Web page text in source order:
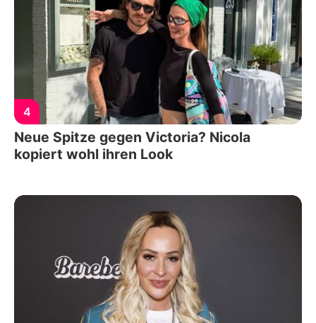
4
Neue Spitze gegen Victoria? Nicola
kopiert wohl ihren Look